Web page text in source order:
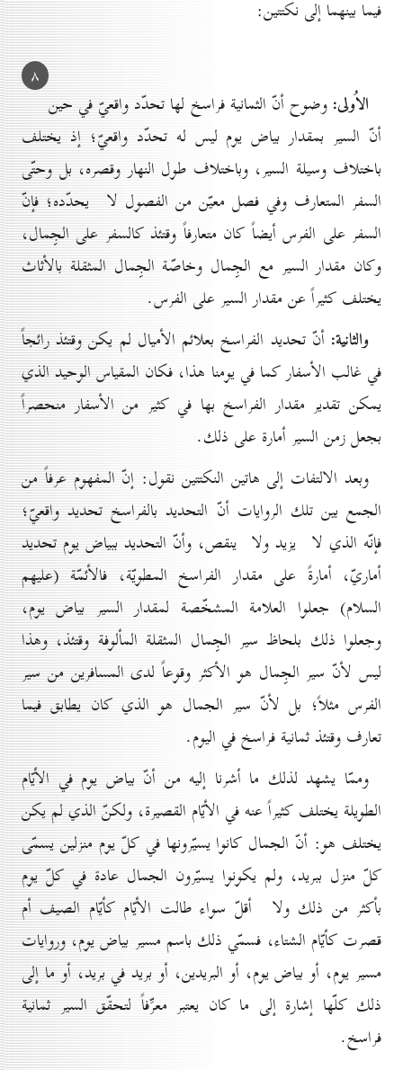
فيما بينهما إلى نكتتين:
۸
الاُولى: وضوح أنّ الثمانية فراسخ لها تحدّد واقعيّ في حين
أنّ السير بمقدار بياض يوم ليس له تحدّد واقعيّ؛ إذ يختلف
باختلاف وسيلة السير، وباختلاف طول النهار وقصره، بل وحتّى
السفر المتعارف وفي فصل معيّن من الفصول لا يحدّده؛ فإنّ
السفر على الفرس أيضاً كان متعارفاً وقتئذ كالسفر على الجِمال،
وكان مقدار السير مع الجِمال وخاصّة الجِمال المثقلة بالأثاث
يختلف كثيراً عن مقدار السير على الفرس.
والثانية: أنّ تحديد الفراسخ بعلائم الأميال لم يكن وقتئذ رائجاً
في غالب الأسفار كما في يومنا هذا، فكان المقياس الوحيد الذي
يمكن تقدير مقدار الفراسخ بها في كثير من الأسفار منحصراً
بجعل زمن السير أمارة على ذلك.
وبعد الالتفات إلى هاتين النكتتين نقول: إنّ المفهوم عرفاً من
الجمع بين تلك الروايات أنّ التحديد بالفراسخ تحديد واقعيّ؛
فإنّه الذي لا يزيد ولا ينقص، وأنّ التحديد ببياض يوم تحديد
أماريّ، أمارةً على مقدار الفراسخ المطويّة، فالأئمّة (عليهم
السلام) جعلوا العلامة المشخّصة لمقدار السير بياض يوم،
وجعلوا ذلك بلحاظ سير الجِمال المثقلة المألوفة وقتئذ، وهذا
ليس لأنّ سير الجِمال هو الأكثر وقوعاً لدى المسافرين من سير
الفرس مثلاً؛ بل لأنّ سير الجمال هو الذي كان يطابق فيما
تعارف وقتئذ ثمانية فراسخ في اليوم.
وممّا يشهد لذلك ما أشرنا إليه من أنّ بياض يوم في الأيّام
الطويلة يختلف كثيراً عنه في الأيّام القصيرة، ولكنّ الذي لم يكن
يختلف هو: أنّ الجمال كانوا يسيّرونها في كلّ يوم منزلين يسمّى
كلّ منزل ببريد، ولم يكونوا يسيّرون الجمال عادة في كلّ يوم
بأكثر من ذلك ولا أقلّ سواء طالت الأيّام كأيّام الصيف أم
قصرت كأيّام الشتاء، فسمّي ذلك باسم مسير بياض يوم، وروايات
مسير يوم، أو بياض يوم، أو البريدين، أو بريد في بريد، أو ما إلى
ذلك كلّها إشارة إلى ما كان يعتبر معرِّفاً لتحقّق السير ثمانية
فراسخ.